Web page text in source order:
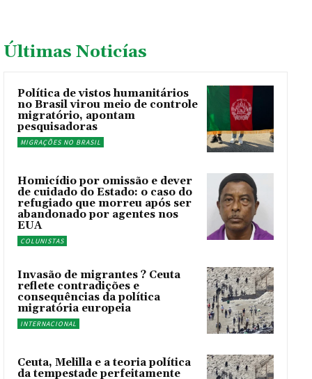
Últimas Noticías
Política de vistos humanitários
no Brasil virou meio de controle
migratório, apontam
pesquisadoras
MIGRAÇÕES NO BRASIL
Homicídio por omissão e dever
de cuidado do Estado: o caso do
refugiado que morreu após ser
abandonado por agentes nos
EUA
COLUNISTAS
Invasão de migrantes ? Ceuta
reflete contradições e
consequências da política
migratória europeia
INTERNACIONAL
Ceuta, Melilla e a teoria política
da tempestade perfeitamente